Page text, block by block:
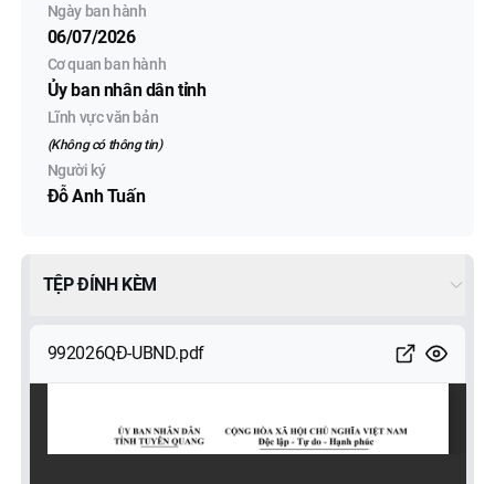
Ngày ban hành
06/07/2026
Cơ quan ban hành
Ủy ban nhân dân tỉnh
Lĩnh vực văn bản
(Không có thông tin)
Người ký
Đỗ Anh Tuấn
TỆP ĐÍNH KÈM
992026QĐ-UBND.pdf